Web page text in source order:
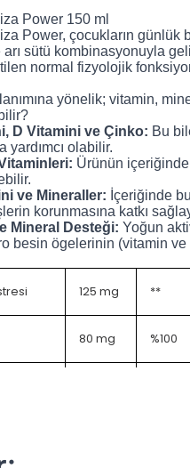
Power 150 ml
Power, çocukların günlük
sütü kombinasyonuyla
normal fizyolojik
yönelik; vitamin,
D Vitamini ve Çinko: Bu
yardımcı olabilir.
Ürünün
.
ve Mineraller: İçeriğinde
korunmasına katkı
Mineral Desteği: Yoğun
besin ögelerinin (vitamin
125 mg **
80 mg %100